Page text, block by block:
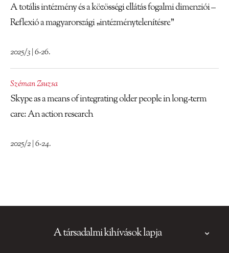
A totális intézmény és a közösségi ellátás fogalmi dimenziói –
Reflexió a magyarországi „intézménytelenítésre”
2025/3 | 6-26.
Széman Zsuzsa
Skype as a means of integrating older people in long-term
care: An action research
2025/2 | 6-24.
A társadalmi kihívások lapja